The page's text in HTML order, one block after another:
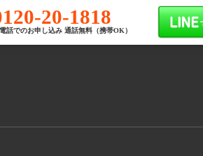
20-1818
話でのお申し込み 通話無料（携帯OK）